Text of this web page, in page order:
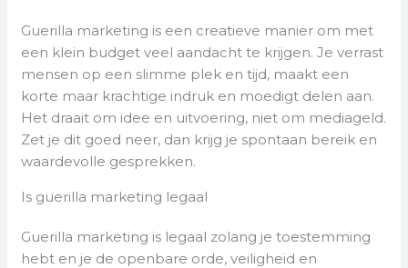
Guerilla marketing is een creatieve manier om met
een klein budget veel aandacht te krijgen. Je verrast
mensen op een slimme plek en tijd, maakt een
korte maar krachtige indruk en moedigt delen aan.
Het draait om idee en uitvoering, niet om mediageld.
Zet je dit goed neer, dan krijg je spontaan bereik en
waardevolle gesprekken.
Is guerilla marketing legaal
Guerilla marketing is legaal zolang je toestemming
hebt en je de openbare orde, veiligheid en